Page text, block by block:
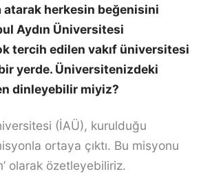
atarak herkesin beğenisini
Aydın Üniversitesi
tercih edilen vakıf üniversitesi
bir yerde. Üniversitenizdeki
dinleyebilir miyiz?
(İAÜ), kurulduğu
ortaya çıktı. Bu misyonu
olarak özetleyebiliriz.